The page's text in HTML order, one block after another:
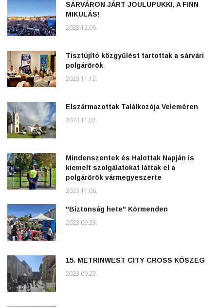
SÁRVÁRON JÁRT JOULUPUKKI, A FINN
MIKULÁS!
2023.12.06.
Tisztújító közgyűlést tartottak a sárvári
polgárőrök
2023.11.12.
Elszármazottak Találkozója Veleméren
2023.11.07.
Mindenszentek és Halottak Napján is
kiemelt szolgálatokat láttak el a
polgárőrök vármegyeszerte
2023.11.06.
"Biztonság hete" Körmenden
2023.09.23.
15. METRINWEST CITY CROSS KŐSZEG
2023.09.23.